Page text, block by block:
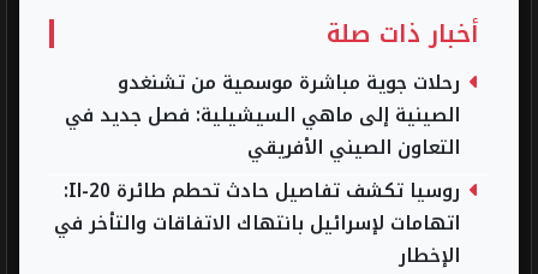
أخبار ذات صلة
رحلات جوية مباشرة موسمية من تشنغدو
الصينية إلى ماهي السيشيلية: فصل جديد في
التعاون الصيني الأفريقي
روسيا تكشف تفاصيل حادث تحطم طائرة Il-20:
اتهامات لإسرائيل بانتهاك الاتفاقات والتأخر في
الإخطار